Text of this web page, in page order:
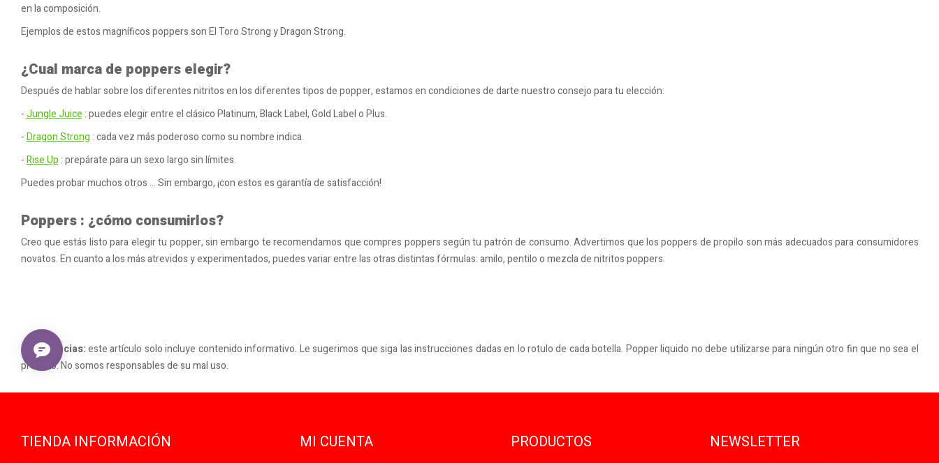
en la composición.
Ejemplos de estos magníficos poppers son El Toro Strong y Dragon Strong.
¿Cual marca de poppers elegir?
Después de hablar sobre los diferentes nitritos en los diferentes tipos de popper, estamos en condiciones de darte nuestro consejo para tu elección:
-Jungle Juice : puedes elegir entre el clásico Platinum, Black Label, Gold Label o Plus.
-Dragon Strong : cada vez más poderoso como su nombre indica.
-Rise Up : prepárate para un sexo largo sin límites.
Puedes probar muchos otros ... Sin embargo, ¡con estos es garantía de satisfacción!
Poppers : ¿cómo consumirlos?
Creo que estás listo para elegir tu popper, sin embargo te recomendamos que compres poppers según tu patrón de consumo. Advertimos que los poppers de propilo son más adecuados para consumidores
novatos. En cuanto a los más atrevidos y experimentados, puedes variar entre las otras distintas fórmulas: amilo, pentilo o mezcla de nitritos poppers.
Advertencias:este artículo solo incluye contenido informativo. Le sugerimos que siga las instrucciones dadas en lo rotulo de cada botella. Popper liquido no debe utilizarse para ningún otro fin que no sea el
previsto. No somos responsables de su mal uso.
TIENDA INFORMACIÓN MI CUENTA PRODUCTOS NEWSLETTER